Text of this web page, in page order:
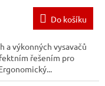
Do košíku
a výkon­ných vysavačů
řešením pro